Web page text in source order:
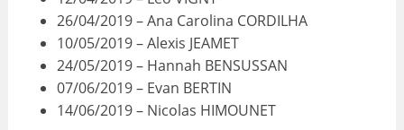
26/04/2019 – Ana Carolina CORDILHA
10/05/2019 – Alexis JEAMET
24/05/2019 – Hannah BENSUSSAN
07/06/2019 – Evan BERTIN
14/06/2019 – Nicolas HIMOUNET